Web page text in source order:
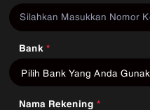
Bank *
Pilih Bank Yang Anda
Nama Rekening *